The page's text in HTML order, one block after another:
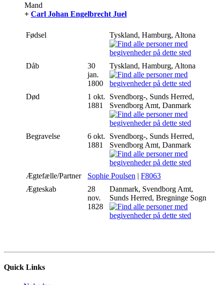
Mand
+ Carl Johan Engelbrecht Juel
Fødsel Tyskland, Hamburg, Altona
Dåb
30
jan.
1800
Tyskland, Hamburg, Altona
Død
1 okt.
1881
Svendborg-, Sunds Herred,
Svendborg Amt, Danmark
Begravelse
6 okt.
1881
Svendborg-, Sunds Herred,
Svendborg Amt, Danmark
Ægtefælle/Partner Sophie Poulsen | F8063
Ægteskab
28
nov.
1828
Danmark, Svendborg Amt,
Sunds Herred, Bregninge Sogn
Quick Links